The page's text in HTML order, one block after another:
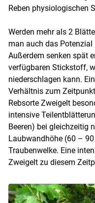
Reben physiologischen
Werden mehr als 2
man auch das
Außerdem senken spät
verfügbaren Stickstoff,
niederschlagen kann.
Verhältnis zum
Rebsorte Zweigelt
intensive
Beeren) bei gleichzeitig
Laubwandhöhe (60 –
Traubenwelke. Eine
Zweigelt zu diesem